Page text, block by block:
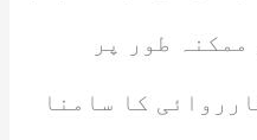
طور پر
کا سامنا